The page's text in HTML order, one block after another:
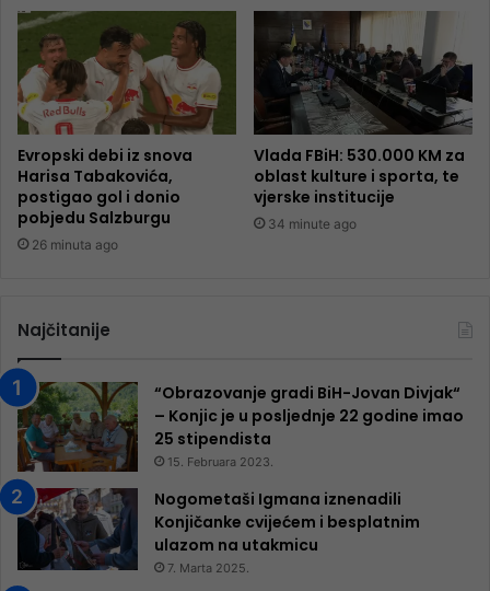
Evropski debi iz snova
Harisa Tabakovića,
postigao gol i donio
pobjedu Salzburgu
26 minuta ago
Vlada FBiH: 530.000 KM za
oblast kulture i sporta, te
vjerske institucije
34 minute ago
Najčitanije
“Obrazovanje gradi BiH-Jovan Divjak“
– Konjic je u posljednje 22 godine imao
25 ​​stipendista
15. Februara 2023.
Nogometaši Igmana iznenadili
Konjičanke cvijećem i besplatnim
ulazom na utakmicu
7. Marta 2025.